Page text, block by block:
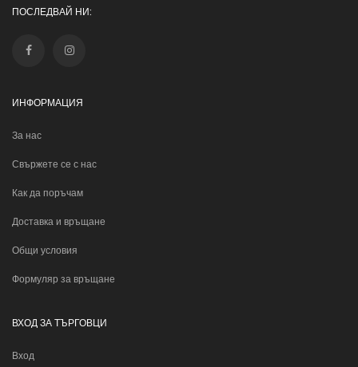
ПОСЛЕДВАЙ НИ:
ИНФОРМАЦИЯ
За нас
Свържете се с нас
Как да поръчам
Доставка и връщане
Общи условия
Формуляр за връщане
ВХОД ЗА ТЪРГОВЦИ
Вход